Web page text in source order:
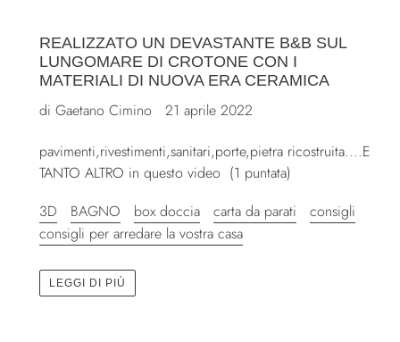
REALIZZATO UN DEVASTANTE B&B SUL
LUNGOMARE DI CROTONE CON I
MATERIALI DI NUOVA ERA CERAMICA
di Gaetano Cimino
21 aprile 2022
pavimenti,rivestimenti,sanitari,porte,pietra ricostruita....E
TANTO ALTRO in questo video (1 puntata)
3D
BAGNO box doccia carta da parati
consigli
consigli per arredare la vostra casa
LEGGI DI PIÙ